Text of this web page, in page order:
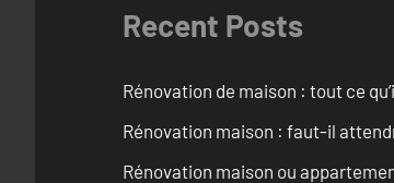
Recent Posts
Rénovation de maison : tout ce
Rénovation maison : faut-il
Rénovation maison ou